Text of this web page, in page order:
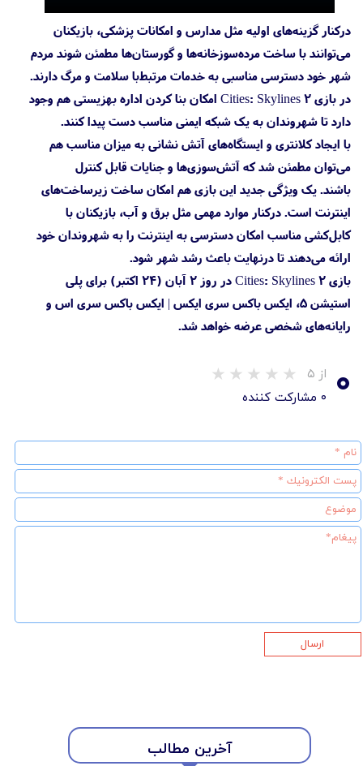
درکنار گزینه‌های اولیه مثل مدارس و امکانات پزشکی، بازیکنان
می‌توانند با ساخت مرده‌سوزخانه‌ها و گورستان‌ها مطمئن شوند مردم
شهر خود دسترسی مناسبی به خدمات مرتبط‌با سلامت و مرگ دارند.
در بازی Cities: Skylines 2 امکان بنا کردن اداره بهزیستی هم وجود
دارد تا شهروندان به یک شبکه ایمنی مناسب دست پیدا کنند.
با ایجاد کلانتری و ایستگاه‌های آتش نشانی به میزان مناسب هم
می‌توان مطمئن شد که آتش‌سوزی‌ها و جنایات قابل کنترل
باشند. یک ویژگی جدید این بازی هم امکان ساخت زیرساخت‌های
اینترنت است. درکنار موارد مهمی مثل برق و آب، بازیکنان با
کابل‌کشی مناسب امکان دسترسی به اینترنت را به شهروندان خود
ارائه می‌دهند تا درنهایت باعث رشد شهر شود.
بازی Cities: Skylines 2 در روز ۲ آبان (۲۴ اکتبر) برای پلی
استیشن 5، ایکس باکس سری ایکس | ایکس باکس سری اس و
رایانه‌های شخصی عرضه خواهد شد.
۰ از ۵
۰ مشارکت کننده
آخرین مطالب
ارسال